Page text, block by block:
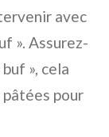
avec
». Assurez-
», cela
pâtées pour